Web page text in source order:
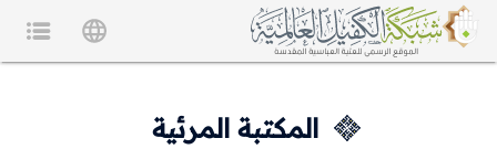
المكتبة المرئية